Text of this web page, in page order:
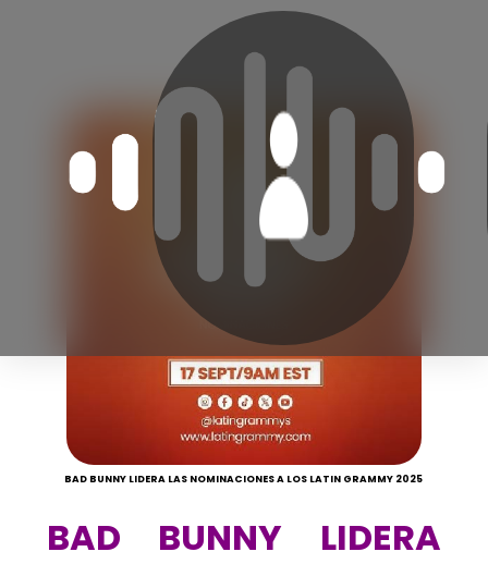
BAD BUNNY LIDERA LAS NOMINACIONES A LOS LATIN GRAMMY 2025
BAD BUNNY LIDERA